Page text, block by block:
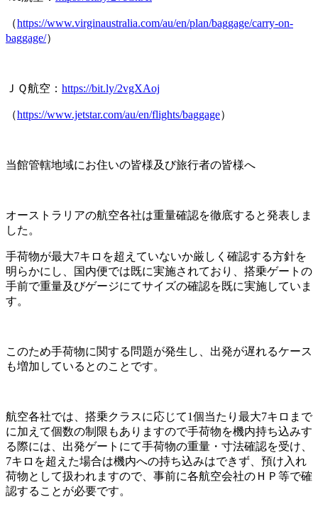
（https://www.virginaustralia.com/au/en/plan/baggage/carry-on-
baggage/）
ＪＱ航空： https://bit.ly/2vgXAoj
（https://www.jetstar.com/au/en/flights/baggage）
当館管轄地域にお住いの皆様及び旅行者の皆様へ
オーストラリアの航空各社は重量確認を徹底すると発表しま
した。
手荷物が最大7キロを超えていないか厳しく確認する方針を
明らかにし、国内便では既に実施されており、搭乗ゲートの
手前で重量及びゲージにてサイズの確認を既に実施していま
す。
このため手荷物に関する問題が発生し、出発が遅れるケース
も増加しているとのことです。
航空各社では、搭乗クラスに応じて1個当たり最大7キロまで
に加えて個数の制限もありますので手荷物を機内持ち込みす
る際には、出発ゲートにて手荷物の重量・寸法確認を受け、
7キロを超えた場合は機内への持ち込みはできず、預け入れ
荷物として扱われますので、事前に各航空会社のＨＰ等で確
認することが必要です。